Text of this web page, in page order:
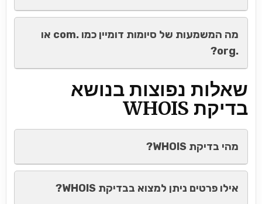
מה המשמעות של סיומות דומיין כמו .com או
.org?
שאלות נפוצות בנושא
בדיקת WHOIS
מהי בדיקת WHOIS?
אילו פרטים ניתן למצוא בבדיקת WHOIS?